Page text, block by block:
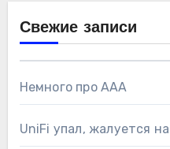
Свежие записи
Немного про AAA
UniFi упал, жалуется